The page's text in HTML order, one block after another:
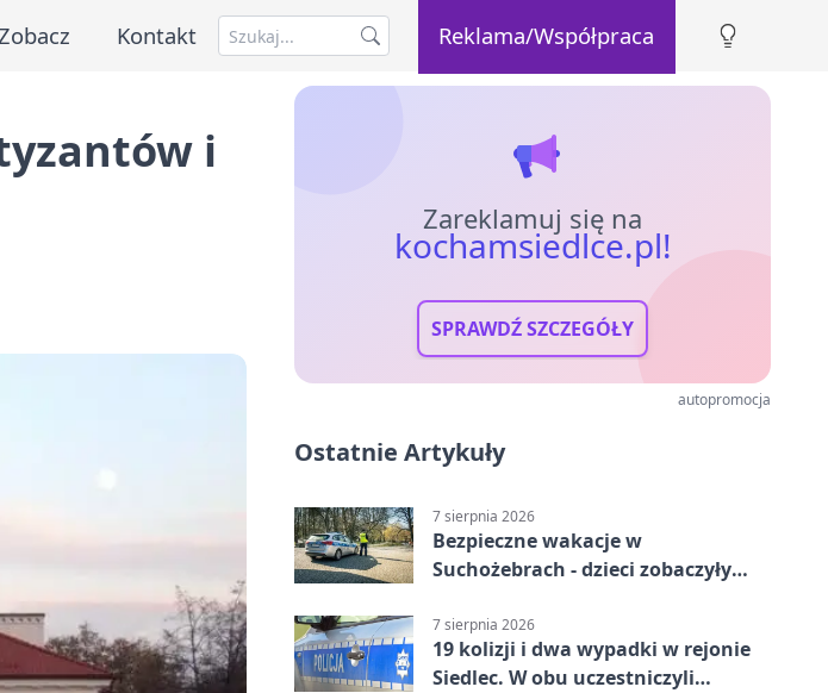
Zobacz Kontakt Reklama/Współpraca
i
Zareklamuj się na
kochamsiedlce.pl!
SPRAWDŹ SZCZEGÓŁY
autopromocja
Ostatnie Artykuły
7 sierpnia 2026
Bezpieczne wakacje w
Suchożebrach - dzieci zobaczyły
7 sierpnia 2026
19 kolizji i dwa wypadki w rejonie
Siedlec. W obu uczestniczyli